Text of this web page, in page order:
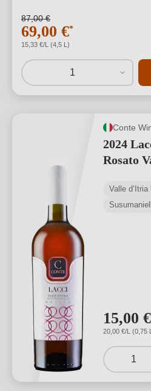
87,00 €
69,00 €*
15,33 €/L (4,5 L)
1
Conte
2024
Rosato
Valle d’Itria
15,00 €
20,00 €/L (0,75
1